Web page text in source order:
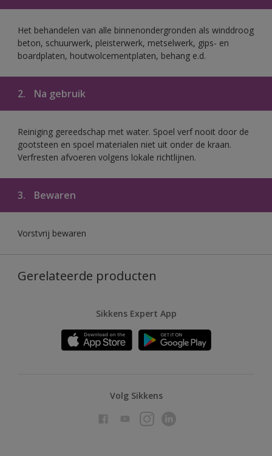
Het behandelen van alle binnenondergronden als winddroog
beton, schuurwerk, pleisterwerk, metselwerk, gips- en
boardplaten, houtwolcementplaten, behang e.d.
2. Na gebruik
Reiniging gereedschap met water. Spoel verf nooit door de
gootsteen en spoel materialen niet uit onder de kraan.
Verfresten afvoeren volgens lokale richtlijnen.
3. Bewaren
Vorstvrij bewaren
Gerelateerde producten
Sikkens Expert App
Volg Sikkens